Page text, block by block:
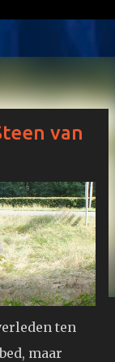
van
ten
maar